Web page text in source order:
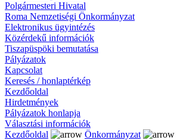
Polgármesteri Hivatal
Roma Nemzetiségi Önkormányzat
Elektronikus ügyintézés
Közérdekű információk
Tiszapüspöki bemutatása
Pályázatok
Kapcsolat
Keresés / honlaptérkép
Kezdőoldal
Hirdetmények
Pályázatok honlapja
Választási információk
Kezdőoldal
Önkormányzat